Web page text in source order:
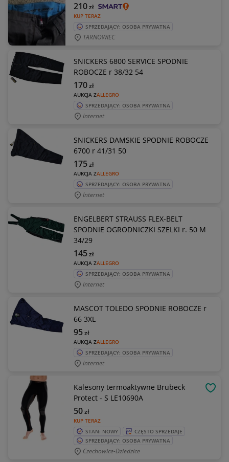
KUP TERAZ
210zł
SPRZEDAJĄCY: OSOBA PRYWATNA
TARNOWIEC
SNICKERS 6800 SERVICE SPODNIE
ROBOCZE r 38/32 54
AUKCJA ZALLEGRO
170zł
SPRZEDAJĄCY: OSOBA PRYWATNA
Internet
SNICKERS DAMSKIE SPODNIE ROBOCZE
6700 r 41/31 50
AUKCJA ZALLEGRO
175zł
SPRZEDAJĄCY: OSOBA PRYWATNA
Internet
ENGELBERT STRAUSS FLEX-BELT
SPODNIE OGRODNICZKI SZELKI r. 50 M
34/29
AUKCJA ZALLEGRO
145zł
SPRZEDAJĄCY: OSOBA PRYWATNA
Internet
MASCOT TOLEDO SPODNIE ROBOCZE r
66 3XL
AUKCJA ZALLEGRO
95zł
SPRZEDAJĄCY: OSOBA PRYWATNA
Internet
Kalesony termoaktywne Brubeck
Protect - S LE10690A
KUP TERAZ
50zł
STAN: NOWY
CZĘSTO SPRZEDAJE
SPRZEDAJĄCY: OSOBA PRYWATNA
Czechowice-Dziedzice